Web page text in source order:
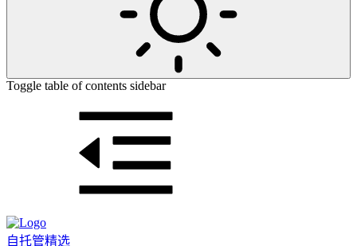
Toggle table of contents sidebar
自托管精选